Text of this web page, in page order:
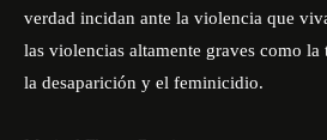
verdad incidan ante la violencia que
las violencias altamente graves como la
la desaparición y el feminicidio.